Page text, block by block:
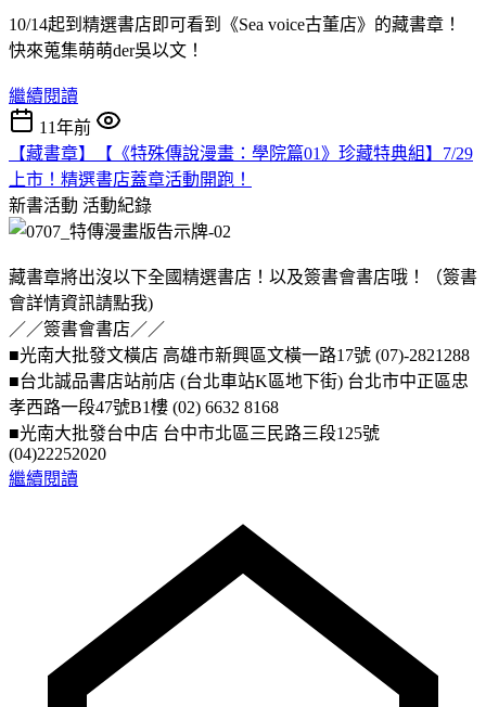
10/14起到精選書店即可看到《Sea voice古董店》的藏書章！
快來蒐集萌萌der吳以文！
繼續閱讀
11年前
【藏書章】【《特殊傳說漫畫：學院篇01》珍藏特典組】7/29
上市！精選書店蓋章活動開跑！
新書活動 活動紀錄
藏書章將出沒以下全國精選書店！以及簽書會書店哦！（簽書
會詳情資訊請點我)
／／簽書會書店／／
■光南大批發文橫店 高雄市新興區文橫一路17號 (07)-2821288
■台北誠品書店站前店 (台北車站K區地下街) 台北市中正區忠
孝西路一段47號B1樓 (02) 6632 8168
■光南大批發台中店 台中市北區三民路三段125號
(04)22252020
繼續閱讀